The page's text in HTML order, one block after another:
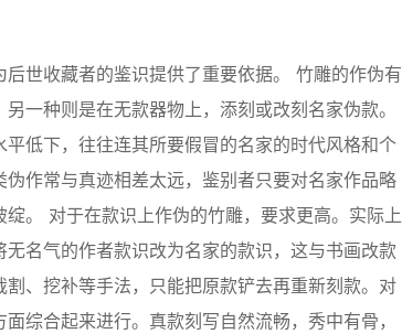
世收藏者的鉴识提供了重要依据。 竹雕的作伪有
一种则是在无款器物上，添刻或改刻名家伪款。
低下，往往连其所要假冒的名家的时代风格和个
作常与真迹相差太远，鉴别者只要对名家作品略
。 对于在款识上作伪的竹雕，要求更高。实际上
名气的作者款识改为名家的款识，这与书画改款
、挖补等手法，只能把原款铲去再重新刻款。对
综合起来进行。真款刻写自然流畅，秀中有骨，